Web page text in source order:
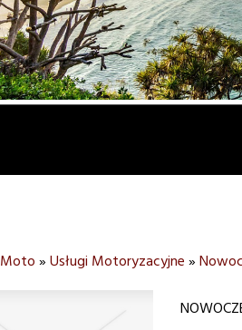
Moto»Usługi Motoryzacyjne»